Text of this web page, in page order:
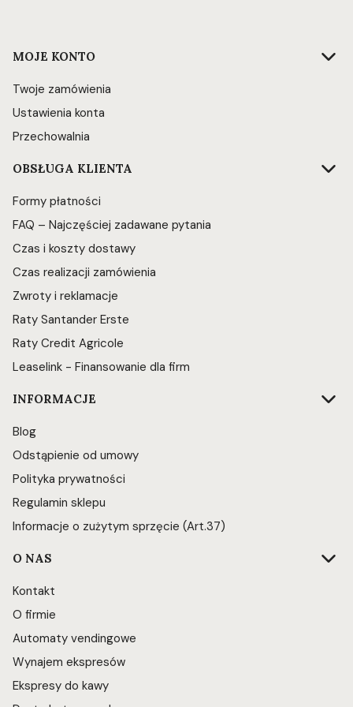
Linki w stopce
MOJE KONTO
Twoje zamówienia
Ustawienia konta
Przechowalnia
OBSŁUGA KLIENTA
Formy płatności
FAQ – Najczęściej zadawane pytania
Czas i koszty dostawy
Czas realizacji zamówienia
Zwroty i reklamacje
Raty Santander Erste
Raty Credit Agricole
Leaselink - Finansowanie dla firm
INFORMACJE
Blog
Odstąpienie od umowy
Polityka prywatności
Regulamin sklepu
Informacje o zużytym sprzęcie (Art.37)
O NAS
Kontakt
O firmie
Automaty vendingowe
Wynajem ekspresów
Ekspresy do kawy